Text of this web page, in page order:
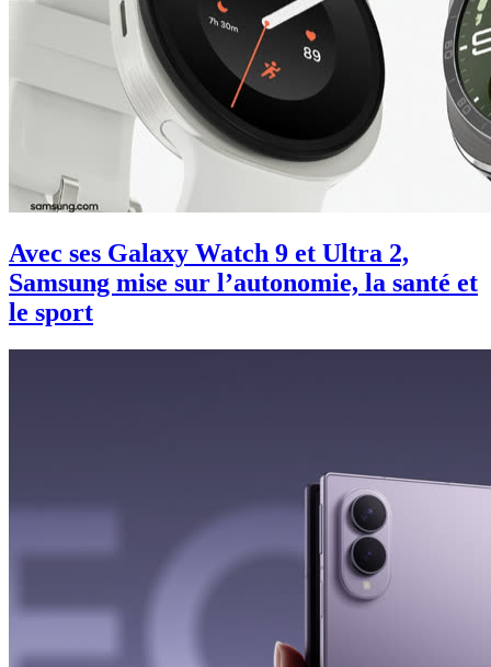
Avec ses Galaxy Watch 9 et Ultra 2,
Samsung mise sur l’autonomie, la santé et
le sport